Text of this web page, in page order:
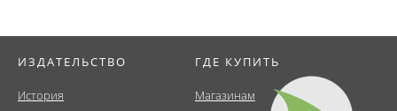
ИЗДАТЕЛЬСТВО
История
ГДЕ КУПИТЬ
Магазинам